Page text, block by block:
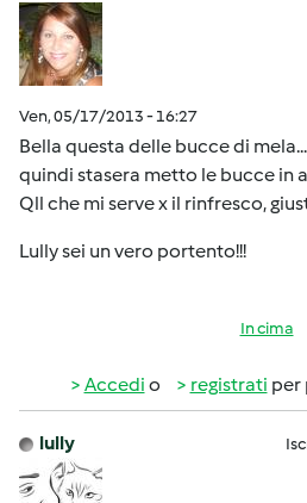
Ven, 05/17/2013 - 16:27
Bella questa delle bucce di
quindi stasera metto le bucce in
Qll che mi serve x il rinfresco,
Lully sei un vero portento!!!
In cima
Accedi o registrati per
lully